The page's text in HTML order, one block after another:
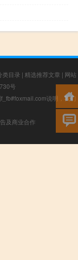
类目录 | 精选推荐文章 | 网站
号
说明，我们
及商业合作